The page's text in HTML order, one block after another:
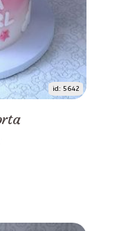
id: 5642